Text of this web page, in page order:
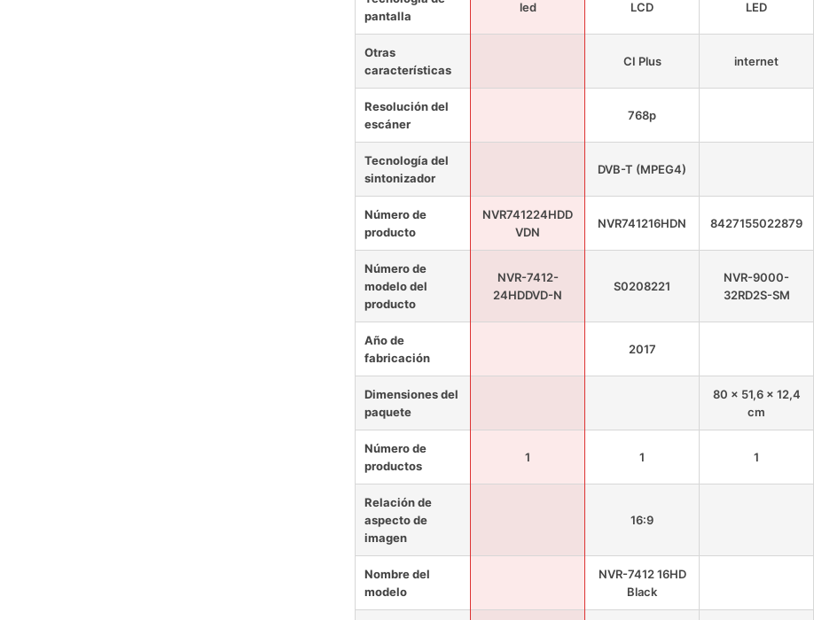
pantalla
led LCD LED
Otras
características
CI Plus internet
Resolución del
escáner
768p
Tecnología del
sintonizador
DVB-T (MPEG4)
Número de
producto
NVR741224HDD
VDN
NVR741216HDN 8427155022879
Número de
modelo del
producto
NVR-7412-
24HDDVD-N
S0208221
NVR-9000-
32RD2S-SM
Año de
fabricación
2017
Dimensiones del
paquete
80 x 51,6 x 12,4
cm
Número de
productos
1 1 1
Relación de
aspecto de
imagen
16:9
Nombre del
modelo
NVR-7412 16HD
Black